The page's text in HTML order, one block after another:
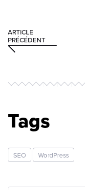
ARTICLE
PRÉCÉDENT
Tags
SEO WordPress